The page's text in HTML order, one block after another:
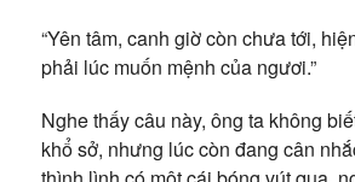
“Yên tâm, canh giờ còn chưa tới,
phải lúc muốn mệnh của ngươi.”
Nghe thấy câu này, ông ta không
khổ sở, nhưng lúc còn đang cân